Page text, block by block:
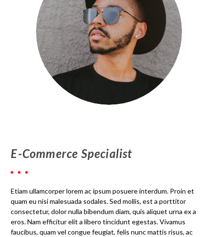
E-Commerce Specialist
Etiam ullamcorper lorem ac ipsum posuere interdum. Proin et
quam eu nisi malesuada sodales. Sed mollis, est a porttitor
consectetur, dolor nulla bibendum diam, quis aliquet urna ex a
eros. Nam efficitur elit a libero tincidunt egestas. Vivamus
faucibus, quam vel congue feugiat, felis nunc mattis risus, ac